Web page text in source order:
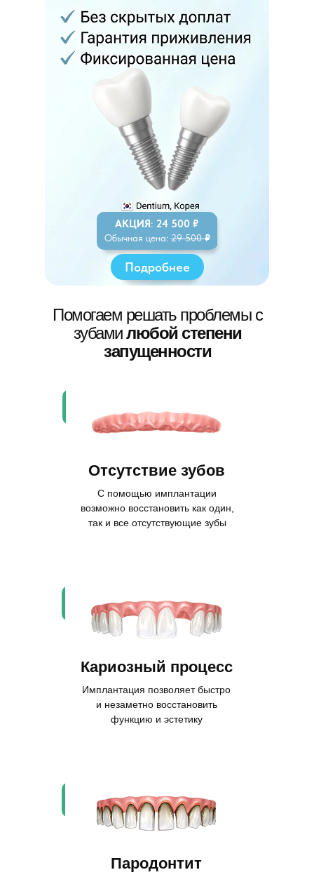
Подробнее
АКЦИЯ: 24 500 ₽
Обычная цена:29 500₽
Помогаем решать проблемы с
зубамилюбой степени
запущенности
Отсутствие зубов
С помощью имплантации
возможно восстановить как один,
так и все отсутствующие зубы
Пародонтит
Имплантация позволяет быстро
и незаметно восстановить
функцию и эстетику
Кариозный процесс